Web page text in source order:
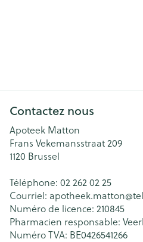
Contactez nous
Apoteek Matton
Frans Vekemansstraat 209
1120 Brussel
Téléphone: 02 262 02 25
Courriel: apotheek.matton@
Numéro de licence: 210845
Pharmacien responsable:
Numéro TVA: BE0426541266